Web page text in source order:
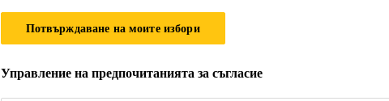
1 компонентен, армиран с фибри,
ремонт на бетонни подове и елементи,
SikaGrout®-312 RFA е еднокомпонентен,
изливна консистенция (SCC) за ремонт на
Потвърждаване на моите избори
Управление на предпочитанията за съгласие